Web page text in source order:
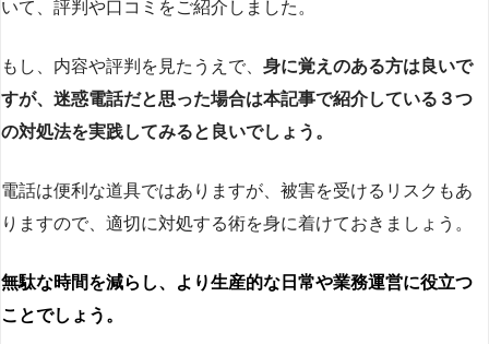
いて、評判や口コミをご紹介しました。
もし、内容や評判を見たうえで、 身に覚えのある方は良いで
すが、迷惑電話だと思った場合は本記事で紹介している３つ
の対処法を実践してみると良いでしょう。
電話は便利な道具ではありますが、被害を受けるリスクもあ
りますので、適切に対処する術を身に着けておきましょう。
無駄な時間を減らし、より生産的な日常や業務運営に役立つ
ことでしょう。